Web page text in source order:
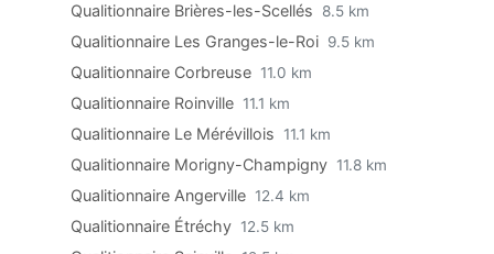
Qualitionnaire Brières-les-Scellés 8.5 km
Qualitionnaire Les Granges-le-Roi 9.5 km
Qualitionnaire Corbreuse 11.0 km
Qualitionnaire Roinville 11.1 km
Qualitionnaire Le Mérévillois 11.1 km
Qualitionnaire Morigny-Champigny 11.8 km
Qualitionnaire Angerville 12.4 km
Qualitionnaire Étréchy 12.5 km